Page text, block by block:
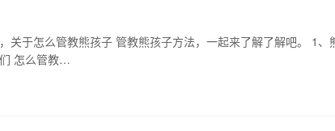
关于怎么管教熊孩子 管教熊孩子方法，一起来了解了解吧。 1、
怎么管教…